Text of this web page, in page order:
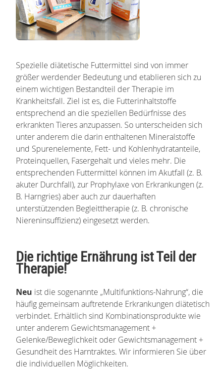
Spezielle diätetische Futtermittel sind von immer
größer werdender Bedeutung und etablieren sich zu
einem wichtigen Bestandteil der Therapie im
Krankheitsfall. Ziel ist es, die Futterinhaltstoffe
entsprechend an die speziellen Bedürfnisse des
erkrankten Tieres anzupassen. So unterscheiden sich
unter anderem die darin enthaltenen Mineralstoffe
und Spurenelemente, Fett- und Kohlenhydratanteile,
Proteinquellen, Fasergehalt und vieles mehr. Die
entsprechenden Futtermittel können im Akutfall (z. B.
akuter Durchfall), zur Prophylaxe von Erkrankungen (z.
B. Harngries) aber auch zur dauerhaften
unterstützenden Begleittherapie (z. B. chronische
Niereninsuffizienz) eingesetzt werden.
Die richtige Ernährung ist Teil der
Therapie!
Neu ist die sogenannte „Multifunktions-Nahrung“, die
häufig gemeinsam auftretende Erkrankungen diätetisch
verbindet. Erhältlich sind Kombinationsprodukte wie
unter anderem Gewichtsmanagement +
Gelenke/Beweglichkeit oder Gewichtsmanagement +
Gesundheit des Harntraktes. Wir informieren Sie über
die individuellen Möglichkeiten.